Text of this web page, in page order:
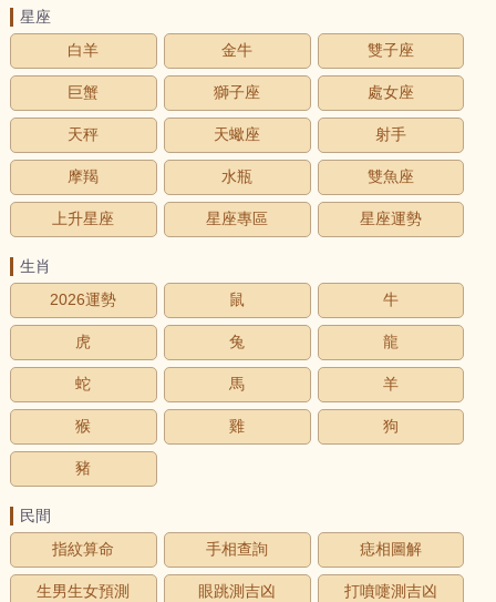
星座
白羊
金牛 雙子座
巨蟹 獅子座 處女座
天秤 天蠍座 射手
摩羯 水瓶 雙魚座
上升星座 星座專區 星座運勢
生肖
2026運勢
鼠 牛
虎 兔 龍
蛇 馬 羊
猴 雞 狗
豬
民間
指紋算命
手相查詢 痣相圖解
生男生女預測 眼跳測吉凶 打噴嚏測吉凶